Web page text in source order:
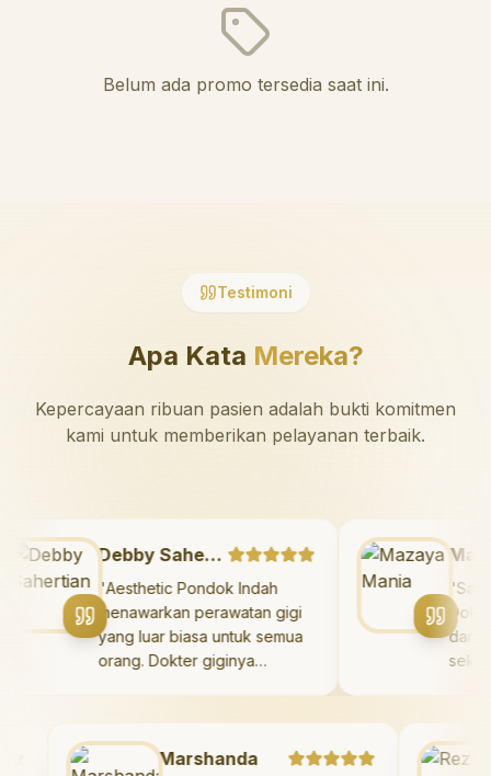
Belum ada promo tersedia saat ini.
Testimoni
Apa Kata Mereka?
Kepercayaan ribuan pasien adalah bukti komitmen
kami untuk memberikan pelayanan terbaik.
Debby Sahertian
"Aesthetic Pondok Indah
menawarkan perawatan gigi
yang luar biasa untuk semua
orang. Dokter giginya
kesehatan gigi dan mulut
Marshanda